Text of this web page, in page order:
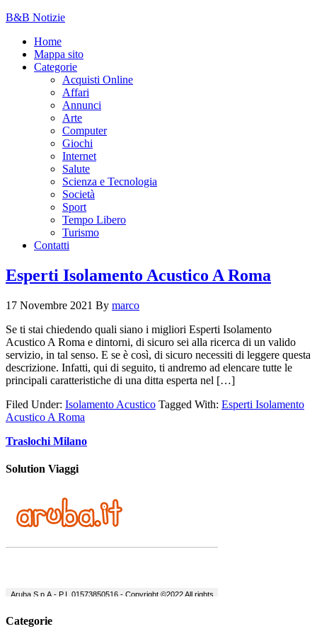
B&B Notizie
Home
Mappa sito
Categorie
Acquisti Online
Affari
Annunci
Arte
Computer
Giochi
Internet
Salute
Scienza e Tecnologia
Società
Sport
Tempo Libero
Turismo
Contatti
Esperti Isolamento Acustico A Roma
17 Novembre 2021 By marco
Se ti stai chiedendo quali siano i migliori Esperti Isolamento
Acustico A Roma e dintorni, di sicuro sei alla ricerca di un valido
servizio, in tal senso. E se è così, di sicuro necessiti di leggere questa
descrizione. Infatti, qui di seguito, ti andremo ad elencare tutte le
principali caratteristiche di una ditta esperta nel […]
Filed Under: Isolamento Acustico Tagged With: Esperti Isolamento
Acustico A Roma
Traslochi Milano
Solution Viaggi
Categorie